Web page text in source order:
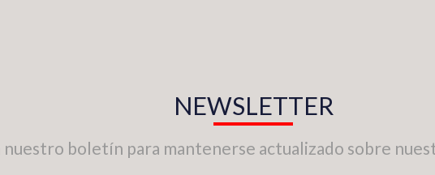
NEWSLETTER
nuestro boletín para mantenerse actualizado sobre